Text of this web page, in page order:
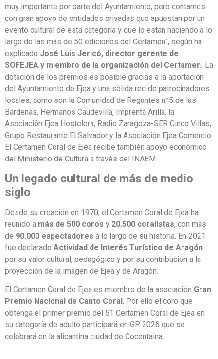
muy importante por parte del Ayuntamiento, pero contamos
con gran apoyo de entidades privadas que apuestan por un
evento cultural de esta categoría y que lo están haciendo a lo
largo de las más de 50 ediciones del Certamen”, según ha
explicado José Luis Jericó, director gerente de
SOFEJEA y miembro de la organización del Certamen. La
dotación de los premios es posible gracias a la aportación
del Ayuntamiento de Ejea y una sólida red de patrocinadores
locales, como son la Comunidad de Regantes nº5 de las
Bardenas, Hermanos Caudevilla, Imprenta Arilla, la
Asociación Ejea Hostelera, Radio Zaragoza-SER Cinco Villas,
Grupo Restaurante El Salvador y la Asociación Ejea Comercio.
El Certamen Coral de Ejea recibe también apoyo económico
del Ministerio de Cultura a través del INAEM.
Un legado cultural de más de medio
siglo
Desde su creación en 1970, el Certamen Coral de Ejea ha
reunido a más de 500 coros y 20.500 coralistas, con más
de 90.000 espectadores a lo largo de su historia. En 2021
fue declarado Actividad de Interés Turístico de Aragón
por su valor cultural, pedagógico y por su contribución a la
proyección de la imagen de Ejea y de Aragón.
El Certamen Coral de Ejea es miembro de la asociación Gran
Premio Nacional de Canto Coral . Por ello el coro que
obtenga el primer premio del 51 Certamen Coral de Ejea en
su categoría de adulto participará en GP 2026 que se
celebrará en la alicantina ciudad de Cocentaina.